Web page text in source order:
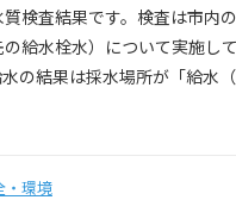
検査結果です。検査は市内
給水栓水）について実施し
の結果は採水場所が「給水
・環境